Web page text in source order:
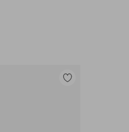
Tilføj